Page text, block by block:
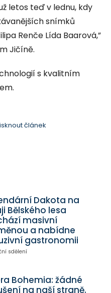
letos teď v lednu, kdy
snímků
Renče Lída Baarová,”
Jičíně.
s kvalitním
článek
Dakota na
Bělského lesa
masivní
a nabídne
gastronomii
sdělení
Bohemia: žádné
na naší straně.